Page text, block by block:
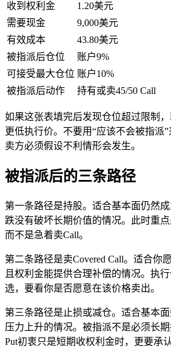
收到权利金
1.20美元
需要现金
9,000美元
有效成本
43.80美元
被指派后仓位
账户9%
可接受最大仓位 账户10%
被指派后动作
持有或卖45/50 Call
如果这张表填完后发现仓位超过限制
更低执行价。不要用“应该不会被指派
卖方必须假设不利情形会发生。
被指派后的三条路径
第一条路径是持股。适合基本面仍然
跌没有破坏长期价值的情况。此时重点
而不是急着卖Call。
第二条路径是卖Covered Call。适合你
且权利金能提供合理补偿的情况。执
选，要看你是否愿意在该价格卖出。
第三条路径是止损或减仓。适合基本
压力上升的情况。被指派不是必须长
Put初衷只是短期收权利金时，更要承